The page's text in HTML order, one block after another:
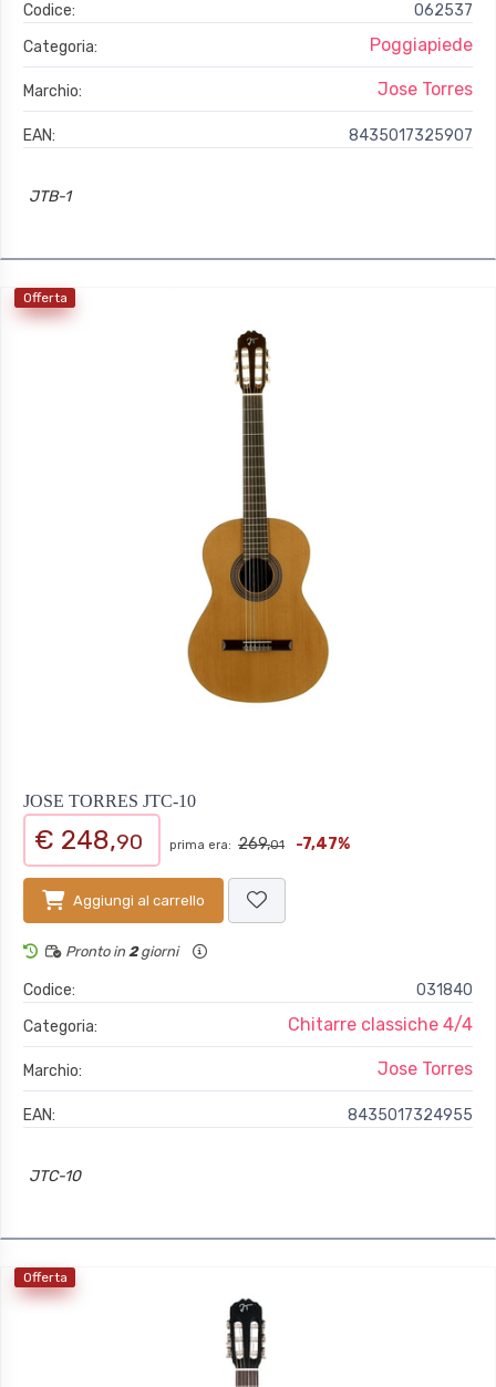
Codice:
062537
Categoria:
Poggiapiede
Marchio: Jose Torres
EAN: 8435017325907
JTB-1
Offerta
JOSE TORRES JTC-10
€ 248,90 prima era: 269,01 -7,47%
Aggiungi al carrello
Pronto in 2giorni
Codice:
031840
Categoria:
Chitarre classiche 4/4
Marchio: Jose Torres
EAN: 8435017324955
JTC-10
Offerta